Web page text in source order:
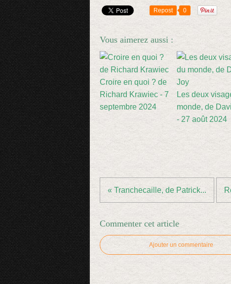
Repost 0
Vous aimerez aussi :
Croire en quoi ? de
Richard Krawiec - 7
septembre 2024
Les deux
monde, de
- 27 août 2024
« Tranchecaille, de Patrick...
Commenter cet article
Ajouter un commentaire